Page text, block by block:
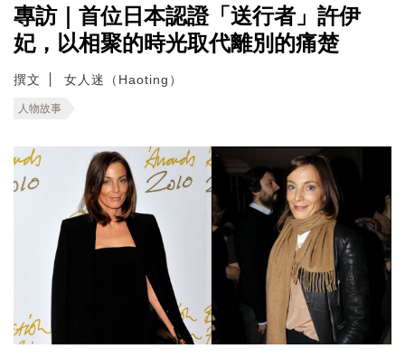
專訪｜首位日本認證「送行者」許伊
妃，以相聚的時光取代離別的痛楚
撰文 女人迷（Haoting）
人物故事